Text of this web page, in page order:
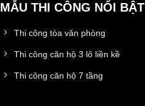
MẪU THI CÔNG NỔI BẬT
Thi công tòa văn phòng
Thi công căn hộ 3 lô liền kề
Thi công căn hộ 7 tầng